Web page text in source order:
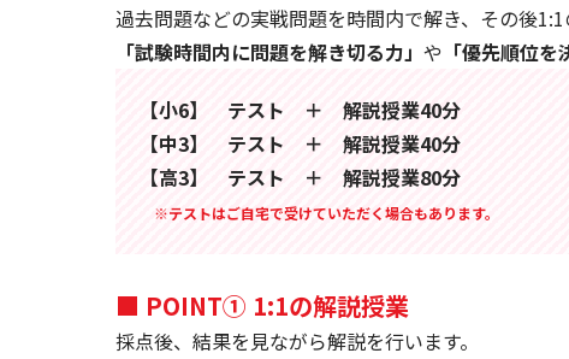
過去問題などの実戦問題を時間内で解き、その後
「試験時間内に問題を解き切る力」 や 「優先順位
【小6】 テスト ＋ 解説授業40分
【中3】 テスト ＋ 解説授業40分
【高3】 テスト ＋ 解説授業80分
※テストはご自宅で受けていただく場合もあります。
■ POINT① 1:1の解説授業
採点後、結果を見ながら解説を行います。